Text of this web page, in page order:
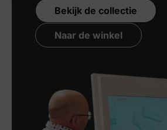
Bekijk de collectie
Naar de winkel